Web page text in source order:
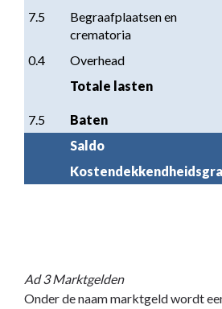
7.5
Begraafplaatsen en
crematoria
0.4 Overhead
Totale lasten
7.5 Baten
Saldo
Ad 3 Marktgelden
Onder de naam marktgeld wordt